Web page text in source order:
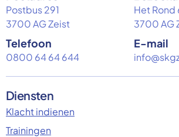
Postbus 291
3700 AG Zeist
Het Rond
3700 AG
Telefoon
0800 64 64 644
E-mail
Diensten
Klacht indienen
Trainingen